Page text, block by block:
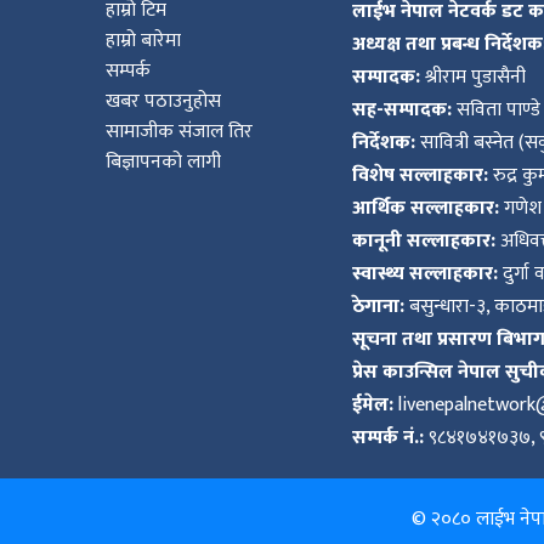
हाम्रो टिम
हाम्रो बारेमा
सम्पर्क
खबर पठाउनुहोस
सामाजीक संजाल तिर
बिज्ञापनको लागी
लाईभ नेपाल नेटवर्क डट
अध्यक्ष तथा प्रबन्ध
सम्पादक:श्रीराम पुडासैनी
सह-सम्पादक:सविता पाण्डे
निर्देशक:सावित्री बस्नेत
विशेष सल्लाहकार:रुद्र
आर्थिक सल्लाहकार:गणेश
कानूनी सल्लाहकार:
स्वास्थ्य सल्लाहकार:दुर्गा
ठेगाना:बसुन्धारा-३,
सूचना तथा प्रसारण
प्रेस काउन्सिल नेपाल
ईमेल:
सम्पर्क नं.:९८४१७४१७३७,
© २०८० लाईभ